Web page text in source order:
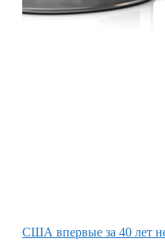
США впервые за 40 лет